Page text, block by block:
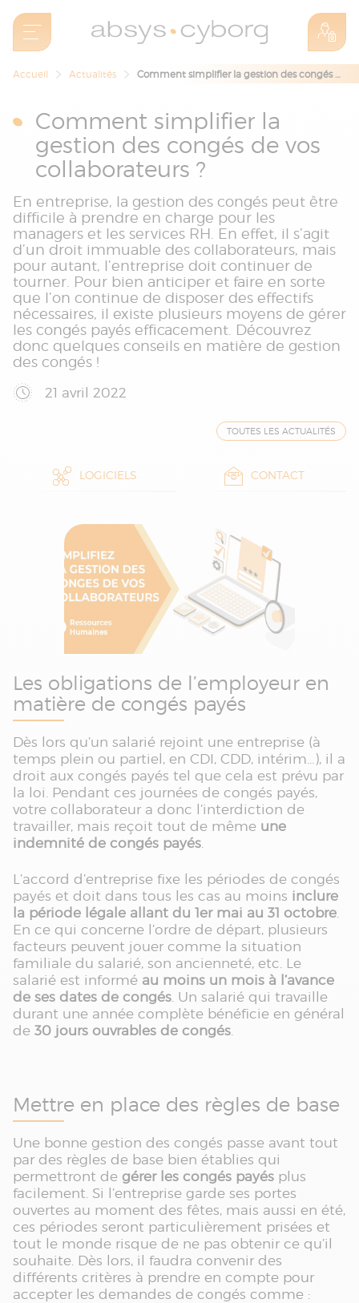
Accueil Actualités Comment simplifier la gestion des congés de vos collaborateurs ?
Comment simplifier la
gestion des congés de vos
collaborateurs ?
En entreprise, la gestion des congés peut être
difficile à prendre en charge pour les
managers et les services RH. En effet, il s’agit
d’un droit immuable des collaborateurs, mais
pour autant, l’entreprise doit continuer de
tourner. Pour bien anticiper et faire en sorte
que l’on continue de disposer des effectifs
nécessaires, il existe plusieurs moyens de gérer
les congés payés efficacement. Découvrez
donc quelques conseils en matière de gestion
des congés !
21 avril 2022
TOUTES LES ACTUALITÉS
LOGICIELS CONTACT
Les obligations de l’employeur en
matière de congés payés
Dès lors qu’un salarié rejoint une entreprise (à
temps plein ou partiel, en CDI, CDD, intérim…), il a
droit aux congés payés tel que cela est prévu par
la loi. Pendant ces journées de congés payés,
votre collaborateur a donc l’interdiction de
travailler, mais reçoit tout de même une
indemnité de congés payés.
L’accord d’entreprise fixe les périodes de congés
payés et doit dans tous les cas au moins inclure
la période légale allant du 1er mai au 31 octobre.
En ce qui concerne l’ordre de départ, plusieurs
facteurs peuvent jouer comme la situation
familiale du salarié, son ancienneté, etc. Le
salarié est informé au moins un mois à l’avance
de ses dates de congés. Un salarié qui travaille
durant une année complète bénéficie en général
de 30 jours ouvrables de congés.
Mettre en place des règles de base
Une bonne gestion des congés passe avant tout
par des règles de base bien établies qui
permettront de gérer les congés payés plus
facilement. Si l’entreprise garde ses portes
ouvertes au moment des fêtes, mais aussi en été,
ces périodes seront particulièrement prisées et
tout le monde risque de ne pas obtenir ce qu’il
souhaite. Dès lors, il faudra convenir des
différents critères à prendre en compte pour
accepter les demandes de congés comme :